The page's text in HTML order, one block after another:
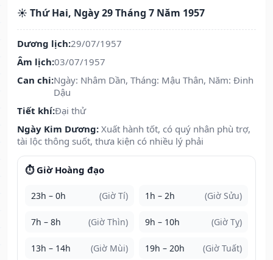
☀️ Thứ Hai, Ngày 29 Tháng 7 Năm 1957
Dương lịch:29/07/1957
Âm lịch:03/07/1957
Can chi:Ngày: Nhâm Dần, Tháng: Mậu Thân, Năm: Đinh
Dậu
Tiết khí:Đại thử
Ngày Kim Dương: Xuất hành tốt, có quý nhân phù trợ,
tài lộc thông suốt, thưa kiện có nhiều lý phải
⏱️ Giờ Hoàng đạo
23h – 0h (Giờ Tí) 1h – 2h (Giờ Sửu)
7h – 8h (Giờ Thìn) 9h – 10h (Giờ Tỵ)
13h – 14h (Giờ Mùi) 19h – 20h (Giờ Tuất)